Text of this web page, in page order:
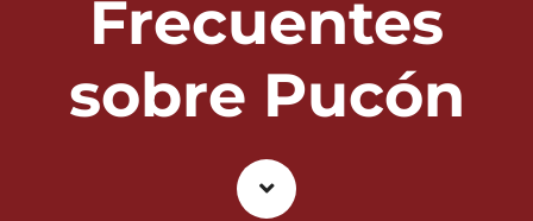
Frecuentes
sobre Pucón